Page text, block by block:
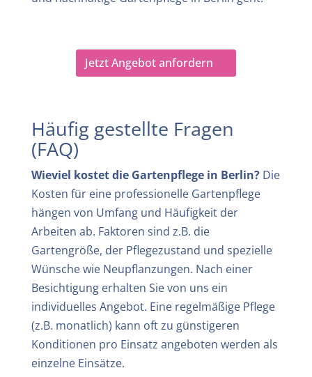
Jetzt Angebot anfordern
Häufig gestellte Fragen
(FAQ)
Wieviel kostet die Gartenpflege in Berlin?Die
Kosten für eine professionelle Gartenpflege
hängen von Umfang und Häufigkeit der
Arbeiten ab. Faktoren sind z.B. die
Gartengröße, der Pflegezustand und spezielle
Wünsche wie Neupflanzungen. Nach einer
Besichtigung erhalten Sie von uns ein
individuelles Angebot. Eine regelmäßige Pflege
(z.B. monatlich) kann oft zu günstigeren
Konditionen pro Einsatz angeboten werden als
einzelne Einsätze.